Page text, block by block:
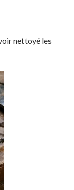
nettoyé les